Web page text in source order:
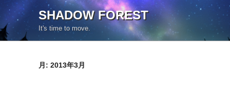
ン
テ
ン
SHADOW FOREST
It's time to move.
月: 2013年3月